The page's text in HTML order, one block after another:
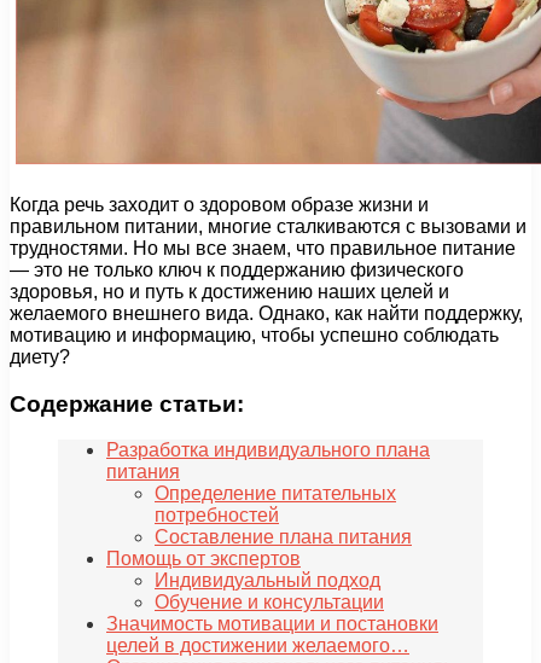
Когда речь заходит о здоровом образе жизни и
правильном питании, многие сталкиваются с вызовами и
трудностями. Но мы все знаем, что правильное питание
— это не только ключ к поддержанию физического
здоровья, но и путь к достижению наших целей и
желаемого внешнего вида. Однако, как найти поддержку,
мотивацию и информацию, чтобы успешно соблюдать
диету?
Содержание статьи:
Разработка индивидуального плана
питания
Определение питательных
потребностей
Составление плана питания
Помощь от экспертов
Индивидуальный подход
Обучение и консультации
Значимость мотивации и постановки
целей в достижении желаемого…